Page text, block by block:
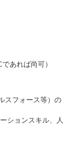
あれば尚可）
スフォース等）の
ションスキル、人